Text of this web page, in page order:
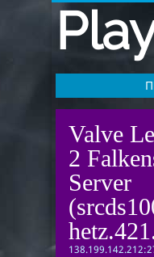
Valve
2
Server